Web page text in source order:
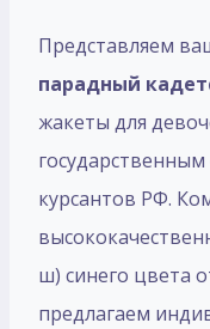
Представляем
парадный
жакеты для
курсантов РФ.
ш) синего цвета
предлагаем